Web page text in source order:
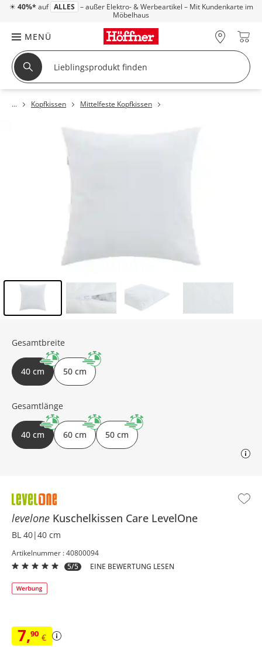
☀ 40%* auf ALLES – außer Elektro- & Werbeartikel – Mit Kundenkarte im
Möbelhaus
MENÜ
Kopfkissen Mittelfeste Kopfkissen
levelone Kuschelkissen Care LevelOne
BL 40|40 cm
Artikelnummer : 40800094
5/5
EINE BEWERTUNG LESEN
7,90 €
Gesamtbreite
40 cm 50 cm
Gesamtlänge
40 cm 60 cm 50 cm